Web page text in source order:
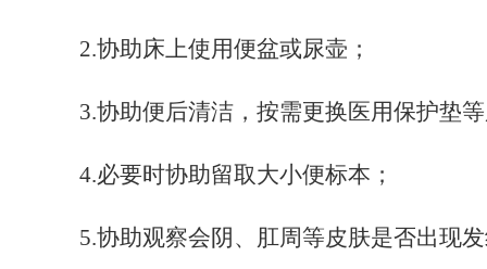
2.协助床上使用便盆或尿壶；
3.协助便后清洁，按需更换医用保护垫
4.必要时协助留取大小便标本；
5.协助观察会阴、肛周等皮肤是否出现